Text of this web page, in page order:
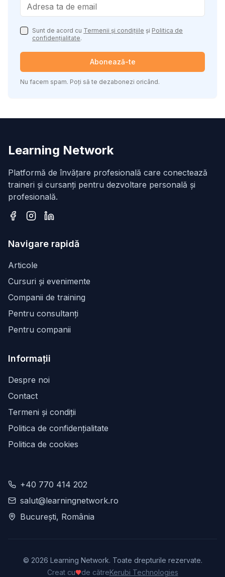
Sunt de acord cu Termenii și condițiile și Politica de
confidențialitate.
Abonează-te
Nu facem spam. Poți să te dezabonezi oricând.
Learning Network
Platformă de învățare profesională care conectează
traineri și cursanți pentru dezvoltare personală și
profesională.
Navigare rapidă
Articole
Cursuri și evenimente
Companii de training
Pentru consultanți
Pentru companii
Informații
Despre noi
Contact
Termeni și condiții
Politica de confidențialitate
Politica de cookies
+40 770 414 202
salut@learningnetwork.ro
București, România
© 2026 Learning Network. Toate drepturile rezervate.
Creat cu
de cătreKerubi Technologies